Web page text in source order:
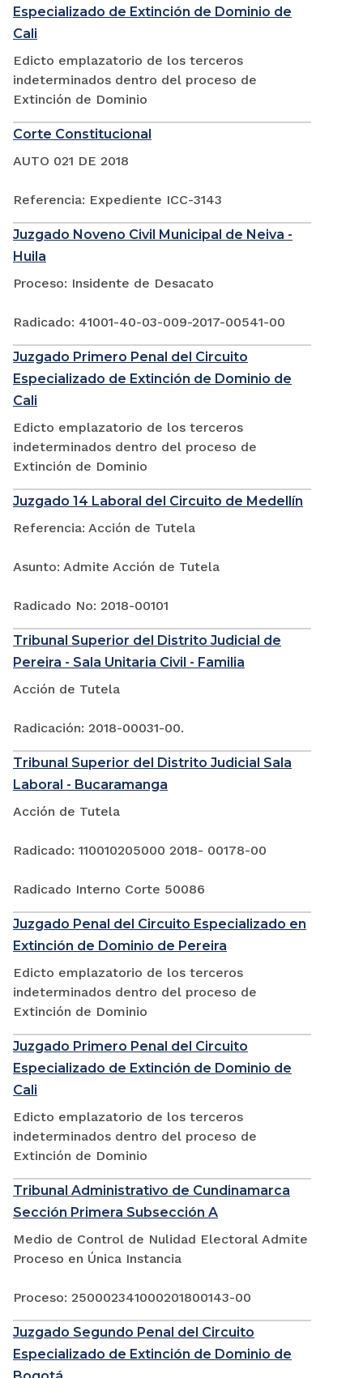
Especializado de Extinción de Dominio de
Cali
Edicto emplazatorio de los terceros
indeterminados dentro del proceso de
Extinción de Dominio
Corte Constitucional
AUTO 021 DE 2018
Referencia: Expediente ICC-3143
Juzgado Noveno Civil Municipal de Neiva -
Huila
Proceso: Insidente de Desacato
Radicado: 41001-40-03-009-2017-00541-00
Juzgado Primero Penal del Circuito
Especializado de Extinción de Dominio de
Cali
Edicto emplazatorio de los terceros
indeterminados dentro del proceso de
Extinción de Dominio
Juzgado 14 Laboral del Circuito de Medellín
Referencia: Acción de Tutela
Asunto: Admite Acción de Tutela
Radicado No: 2018-00101
Tribunal Superior del Distrito Judicial de
Pereira - Sala Unitaria Civil - Familia
Acción de Tutela
Radicación: 2018-00031-00.
Tribunal Superior del Distrito Judicial Sala
Laboral - Bucaramanga
Acción de Tutela
Radicado: 110010205000 2018- 00178-00
Radicado Interno Corte 50086
Juzgado Penal del Circuito Especializado en
Extinción de Dominio de Pereira
Edicto emplazatorio de los terceros
indeterminados dentro del proceso de
Extinción de Dominio
Juzgado Primero Penal del Circuito
Especializado de Extinción de Dominio de
Cali
Edicto emplazatorio de los terceros
indeterminados dentro del proceso de
Extinción de Dominio
Tribunal Administrativo de Cundinamarca
Sección Primera Subsección A
Medio de Control de Nulidad Electoral Admite
Proceso en Única Instancia
Proceso: 250002341000201800143-00
Juzgado Segundo Penal del Circuito
Especializado de Extinción de Dominio de